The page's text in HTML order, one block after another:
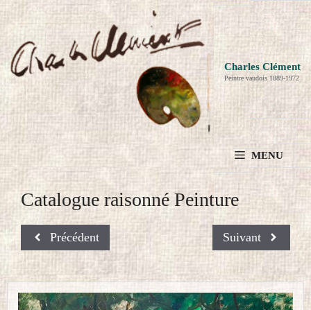
Aller
contenu
Charles Clément
Peintre vaudois 1889-1972
MENU
Catalogue raisonné Peinture
Précédent Suivant